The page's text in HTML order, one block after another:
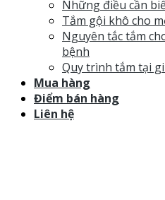
Những điều cần
Tắm gội khô cho
Nguyên tắc tắm
bệnh
Quy trình tắm tại
Mua hàng
Điểm bán hàng
Liên hệ